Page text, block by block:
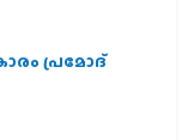
പ്രമോദ്